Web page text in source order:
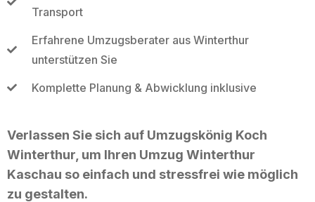
Transport
Erfahrene Umzugsberater aus Winterthur
unterstützen Sie
Komplette Planung & Abwicklung inklusive
Verlassen Sie sich auf Umzugskönig Koch
Winterthur, um Ihren Umzug Winterthur
Kaschau so einfach und stressfrei wie möglich
zu gestalten.